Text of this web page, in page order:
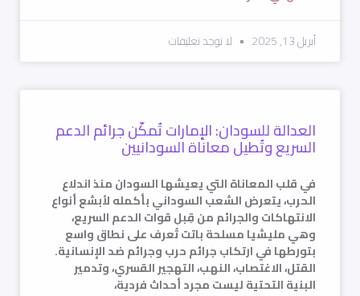
أبريل 13, 2025 لا توجد تعليقات
العدالة للسودان: الإمارات تُمكّن جرائم الدعم
السريع وتُطيل معاناة السودانيين
في قلب المعاناة التي يعيشها السودان منذ اندلاع
الحرب، يتعرض الشعب السوداني بأكمله لأبشع أنواع
الانتهاكات والجرائم من قِبل قوات الدعم السريع،
وهي مليشيا مسلحة باتت تُعرف على نطاق واسع
بتورطها في ارتكاب جرائم حرب وجرائم ضد الإنسانية.
القتل، الاغتصاب، النهب، التهجير القسري، وتدمير
البنية التحتية ليست مجرد أحداث فردية،